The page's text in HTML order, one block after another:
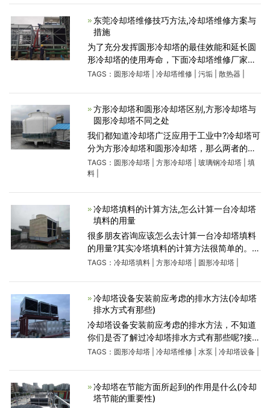
东莞冷却塔维修技巧方法,冷却塔维修方案与
措施
为了充分发挥圆形冷却塔的最佳效能和延长圆
形冷却塔的使用寿命，下面冷却塔维修厂家就
来给大家介绍一下东莞冷却塔维修的技巧方
TAGS： 圆形冷却塔| 冷却塔维修| 污垢| 散热器|
方形冷却塔和圆形冷却塔区别,方形冷却塔与
圆形冷却塔不同之处
我们都知道冷却塔广泛应用于工业中?冷却塔可
分为方形冷却塔和圆形冷却塔，那么两者的区
别在哪里呢? 圆形冷却塔采用逆流式气热交换
技术。主体采用全钢结构，玻璃钢板护围，塔
TAGS： 圆形冷却塔| 方形冷却塔| 玻璃钢冷却塔| 填
料|
冷却塔填料的计算方法,怎么计算一台冷却塔
填料的用量
很多朋友咨询应该怎么去计算一台冷却塔填料
的用量?其实冷塔填料的计算方法很简单的。在
选择冷却塔填料时，除了要求填料大于表面积
TAGS： 冷却塔填料| 方形冷却塔| 圆形冷却塔|
冷却塔设备安装前应考虑的排水方法(冷却塔
排水方式有那些)
冷却塔设备安装前应考虑的排水方法，不知道
你们是否了解过冷却塔排水方式有那些呢?接下
来冷却塔维修厂家就为各位介绍的就是冷却塔
TAGS： 圆形冷却塔| 冷却塔维修| 水泵 冷却塔设备|
冷却塔在节能方面所起到的作用是什么(冷却
塔节能的重要性)